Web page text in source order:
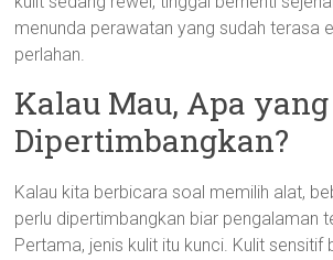
menunda perawatan yang sudah terasa
perlahan.
Kalau Mau, Apa
Dipertimbangkan?
Kalau kita berbicara soal memilih alat,
perlu dipertimbangkan biar pengalaman
Pertama, jenis kulit itu kunci. Kulit sensitif